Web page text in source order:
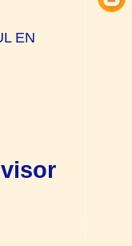
EN